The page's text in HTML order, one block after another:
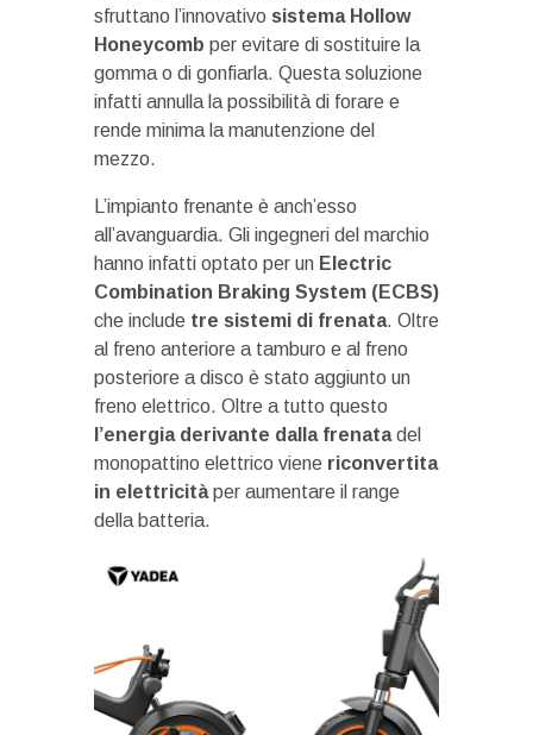
sfruttano l’innovativo sistema Hollow
Honeycomb per evitare di sostituire la
gomma o di gonfiarla. Questa soluzione
infatti annulla la possibilità di forare e
rende minima la manutenzione del
mezzo.
L’impianto frenante è anch’esso
all’avanguardia. Gli ingegneri del marchio
hanno infatti optato per un Electric
Combination Braking System (ECBS)
che include tre sistemi di frenata. Oltre
al freno anteriore a tamburo e al freno
posteriore a disco è stato aggiunto un
freno elettrico. Oltre a tutto questo
l’energia derivante dalla frenatadel
monopattino elettrico viene riconvertita
in elettricitàper aumentare il range
della batteria.